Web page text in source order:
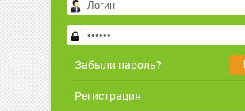
Забыли пароль?
Регистрация